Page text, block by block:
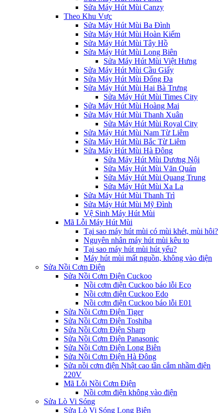
Sửa Máy Hút Mùi Canzy
Theo Khu Vực
Sửa Máy Hút Mùi Ba Đình
Sửa Máy Hút Mùi Hoàn Kiếm
Sửa Máy Hút Mùi Tây Hồ
Sửa Máy Hút Mùi Long Biên
Sửa Máy Hút Mùi Việt Hưng
Sửa Máy Hút Mùi Cầu Giấy
Sửa Máy Hút Mùi Đống Đa
Sửa Máy Hút Mùi Hai Bà Trưng
Sửa Máy Hút Mùi Times City
Sửa Máy Hút Mùi Hoàng Mai
Sửa Máy Hút Mùi Thanh Xuân
Sửa Máy Hút Mùi Royal City
Sửa Máy Hút Mùi Nam Từ Liêm
Sửa Máy Hút Mùi Bắc Từ Liêm
Sửa Máy Hút Mùi Hà Đông
Sửa Máy Hút Mùi Dương Nội
Sửa Máy Hút Mùi Văn Quán
Sửa Máy Hút Mùi Quang Trung
Sửa Máy Hút Mùi Xa La
Sửa Máy Hút Mùi Thanh Trì
Sửa Máy Hút Mùi Mỹ Đình
Vệ Sinh Máy Hút Mùi
Mã Lỗi Máy Hút Mùi
Tại sao máy hút mùi có mùi khét, mùi hôi?
Nguyên nhân máy hút mùi kêu to
Tại sao máy hút mùi hút yếu?
Máy hút mùi mất nguồn, không vào điện
Sửa Nồi Cơm Điện
Sửa Nồi Cơm Điện Cuckoo
Nồi cơm điện Cuckoo báo lỗi Eco
Nồi cơm điện Cuckoo Edo
Nồi cơm điện Cuckoo báo lỗi E01
Sửa Nồi Cơm Điện Tiger
Sửa Nồi Cơm Điện Toshiba
Sửa Nồi Cơm Điện Sharp
Sửa Nồi Cơm Điện Panasonic
Sửa Nồi Cơm Điện Long Biên
Sửa Nồi Cơm Điện Hà Đông
Sửa nồi cơm điện Nhật cao tần cắm nhầm điện
220V
Mã Lỗi Nồi Cơm Điện
Nồi cơm điện không vào điện
Sửa Lò Vi Sóng
Sửa Lò Vi Sóng Long Biên